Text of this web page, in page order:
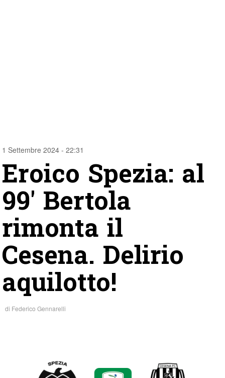
1 Settembre 2024 - 22:31
Eroico Spezia: al
99′ Bertola
rimonta il
Cesena. Delirio
aquilotto!
di Federico Gennarelli